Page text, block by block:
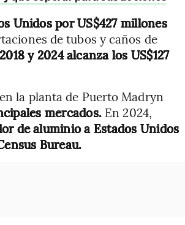
Unidos por US$427 millones
de tubos y caños de
y 2024 alcanza los US$127
la planta de Puerto Madryn
mercados. En 2024,
de aluminio a Estados Unidos
Bureau.